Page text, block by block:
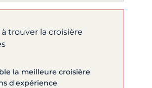
trouver la croisière
la meilleure croisière
d'expérience